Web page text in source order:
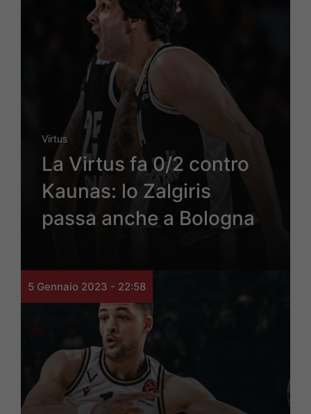
Virtus
La Virtus fa 0/2 contro
Kaunas: lo Zalgiris
passa anche a Bologna
5 Gennaio 2023 - 22:58